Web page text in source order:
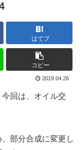
はてブ
コピー
2019.04.26
今回は、オイル交
部分合成に変更し